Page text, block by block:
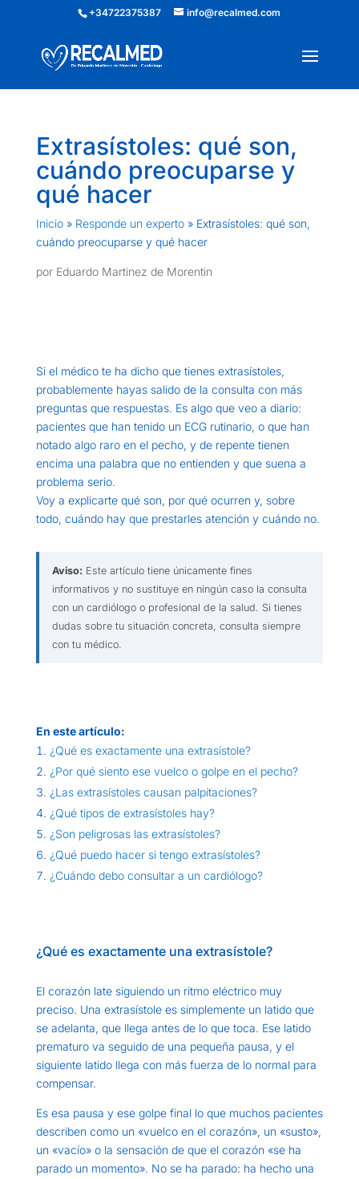
+34722375387 info@recalmed.com
Extrasístoles: qué son,
cuándo preocuparse y
qué hacer
Inicio» Responde un experto» Extrasístoles: qué son,
cuándo preocuparse y qué hacer
por Eduardo Martinez de Morentin
Si el médico te ha dicho que tienes extrasístoles,
probablemente hayas salido de la consulta con más
preguntas que respuestas. Es algo que veo a diario:
pacientes que han tenido un ECG rutinario, o que han
notado algo raro en el pecho, y de repente tienen
encima una palabra que no entienden y que suena a
problema serio.
Voy a explicarte qué son, por qué ocurren y, sobre
todo, cuándo hay que prestarles atención y cuándo no.
Aviso: Este artículo tiene únicamente fines
informativos y no sustituye en ningún caso la consulta
con un cardiólogo o profesional de la salud. Si tienes
dudas sobre tu situación concreta, consulta siempre
con tu médico.
En este artículo:
¿Qué es exactamente una extrasístole?
¿Por qué siento ese vuelco o golpe en el pecho?
¿Las extrasístoles causan palpitaciones?
¿Qué tipos de extrasístoles hay?
¿Son peligrosas las extrasístoles?
¿Qué puedo hacer si tengo extrasístoles?
¿Cuándo debo consultar a un cardiólogo?
¿Qué es exactamente una extrasístole?
El corazón late siguiendo un ritmo eléctrico muy
preciso. Una extrasístole es simplemente un latido que
se adelanta, que llega antes de lo que toca. Ese latido
prematuro va seguido de una pequeña pausa, y el
siguiente latido llega con más fuerza de lo normal para
compensar.
Es esa pausa y ese golpe final lo que muchos pacientes
describen como un «vuelco en el corazón», un «susto»,
un «vacío» o la sensación de que el corazón «se ha
parado un momento». No se ha parado: ha hecho una